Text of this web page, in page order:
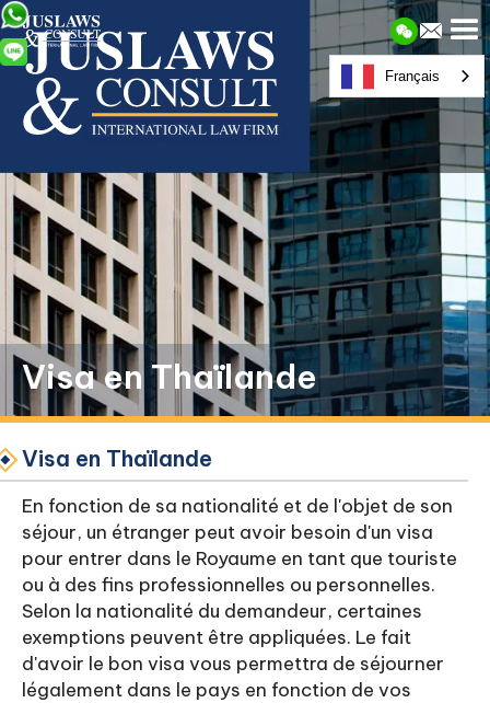
Visa en Thaïlande
Visa en Thaïlande
En fonction de sa nationalité et de l'objet de son
séjour, un étranger peut avoir besoin d'un visa
pour entrer dans le Royaume en tant que touriste
ou à des fins professionnelles ou personnelles.
Selon la nationalité du demandeur, certaines
exemptions peuvent être appliquées. Le fait
d'avoir le bon visa vous permettra de séjourner
légalement dans le pays en fonction de vos
Français